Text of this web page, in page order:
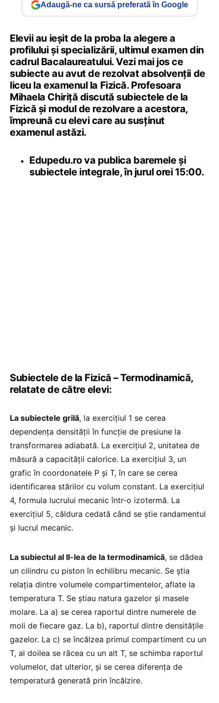
Adaugă-ne ca sursă preferată în Google
Elevii au ieșit de la proba la alegere a
profilului și specializării, ultimul examen din
cadrul Bacalaureatului. Vezi mai jos ce
subiecte au avut de rezolvat absolvenții de
liceu la examenul la Fizică. Profesoara
Mihaela Chiriță discută subiectele de la
Fizică și modul de rezolvare a acestora,
împreună cu elevi care au susținut
examenul astăzi.
Edupedu.ro va publica baremele și
subiectele integrale, în jurul orei 15:00.
Subiectele de la Fizică – Termodinamică,
relatate de către elevi:
La subiectele grilă, la exercițiul 1 se cerea
dependența densității în funcție de presiune la
transformarea adiabată. La exercițiul 2, unitatea de
măsură a capacității calorice. La exercițiul 3, un
grafic în coordonatele P și T, în care se cerea
identificarea stărilor cu volum constant. La exercițiul
4, formula lucrului mecanic într-o izotermă. La
exercițiul 5, căldura cedată când se știe randamentul
și lucrul mecanic.
La subiectul al II-lea de la termodinamică, se dădea
un cilindru cu piston în echilibru mecanic. Se știa
relația dintre volumele compartimentelor, aflate la
temperatura T. Se știau natura gazelor și masele
molare. La a) se cerea raportul dintre numerele de
moli de fiecare gaz. La b), raportul dintre densitățile
gazelor. La c) se încălzea primul compartiment cu un
T, al doilea se răcea cu un alt T, se schimba raportul
volumelor, dat ulterior, și se cerea diferența de
temperatură generată prin încălzire.